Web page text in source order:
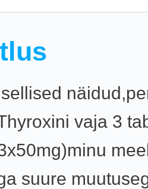
vaja 3
suure